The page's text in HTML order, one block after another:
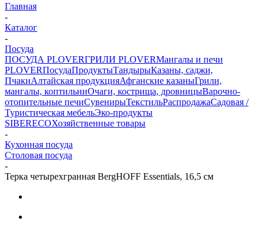
Главная
-
Каталог
-
Посуда
ПОСУДА PLOVERГРИЛИ PLOVERМангалы и печи
PLOVERПосудаПродуктыТандырыКазаны, саджи,
ПчакиАлтайская продукцияАфганские казаныГрили,
мангалы, коптильниОчаги, кострища, дровницыВарочно-
отопительные печиСувенирыТекстильРаспродажаСадовая /
Туристическая мебельЭко-продукты
SIBERECOХозяйственные товары
-
Кухонная посуда
Столовая посуда
-
Терка четырехгранная BergHOFF Essentials, 16,5 см